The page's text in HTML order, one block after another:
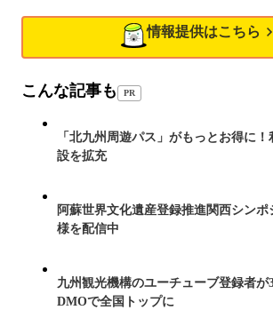
情報提供はこちら
こんな記事も PR
「北九州周遊パス」がもっとお得に
設を拡充
阿蘇世界文化遺産登録推進関西シン
様を配信中
九州観光機構のユーチューブ登録者が
DMOで全国トップに